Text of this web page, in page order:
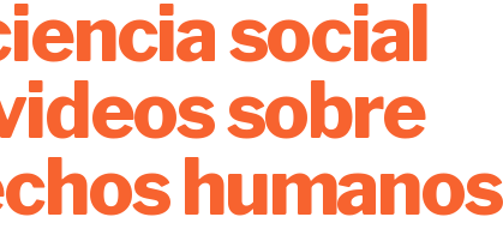
social
sobre
humanos